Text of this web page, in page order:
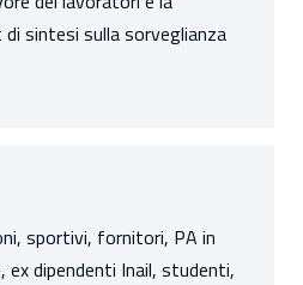
sintesi sulla sorveglianza
sportivi, fornitori, PA in
dipendenti Inail, studenti,